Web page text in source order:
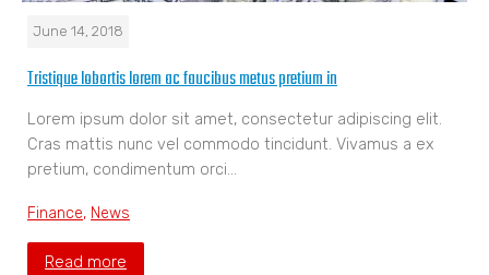
June 14, 2018
Tristique lobortis lorem ac faucibus metus pretium in
Lorem ipsum dolor sit amet, consectetur adipiscing elit.
Cras mattis nunc vel commodo tincidunt. Vivamus a ex
pretium, condimentum orci…
Finance, News
Read more